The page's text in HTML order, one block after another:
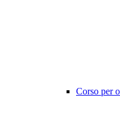
Corso per